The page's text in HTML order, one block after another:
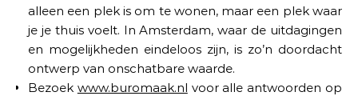
alleen een plek is om te wonen, maar een plek waar
je je thuis voelt. In Amsterdam, waar de uitdagingen
en mogelijkheden eindeloos zijn, is zo’n doordacht
ontwerp van onschatbare waarde.
Bezoek www.buromaak.nl voor alle antwoorden op